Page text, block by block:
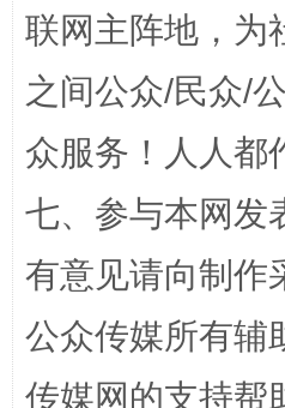
“蜀中异人”王建安的艺术
联网主阵地，为
之间公众/民众/
众服务！人人都
七、参与本网发
有意见请向制作
公众传媒所有辅
传媒网的支持帮